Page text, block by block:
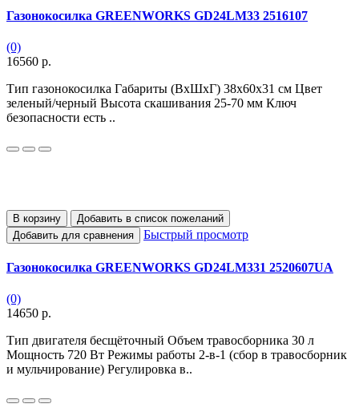
Газонокосилка GREENWORKS GD24LM33 2516107
(0)
16560 р.
Тип газонокосилка Габариты (ВхШхГ) 38х60х31 см Цвет
зеленый/черный Высота скашивания 25-70 мм Ключ
безопасности есть ..
В корзину
Добавить в список пожеланий
Добавить для сравнения
Быстрый просмотр
Газонокосилка GREENWORKS GD24LM331 2520607UA
(0)
14650 р.
Тип двигателя бесщёточный Объем травосборника 30 л
Мощность 720 Вт Режимы работы 2-в-1 (сбор в травосборник
и мульчирование) Регулировка в..